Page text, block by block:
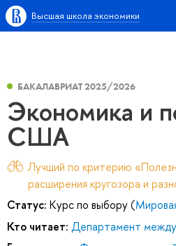
Высшая школа экономики
БАКАЛАВРИАТ 2025/2026
Экономика и
США
Лучший по критерию
расширения кругозора и
Статус: Курс по выбору (
Кто читает: Департамент